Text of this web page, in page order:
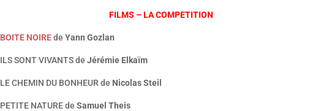
FILMS – LA COMPETITION
BOITE NOIREde Yann Gozlan
ILS SONT VIVANTS de Jérémie Elkaïm
LE CHEMIN DU BONHEUR de Nicolas Steil
PETITE NATURE de Samuel Theis